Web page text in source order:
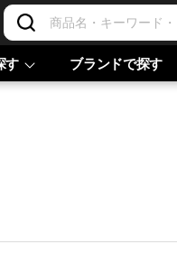
す ブランドで探す